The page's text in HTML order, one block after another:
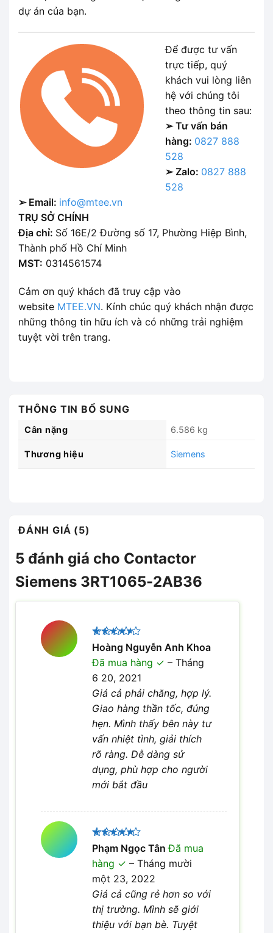
dự án của bạn.
Để được tư vấn
trực tiếp, quý
khách vui lòng liên
hệ với chúng tôi
theo thông tin sau:
➢ Tư vấn bán
hàng: 0827 888
528
➢ Zalo: 0827 888
528
➢ Email: info@mtee.vn
TRỤ SỞ CHÍNH
Địa chỉ: Số 16E/2 Đường số 17, Phường Hiệp Bình,
Thành phố Hồ Chí Minh
MST: 0314561574
Cảm ơn quý khách đã truy cập vào
website MTEE.VN. Kính chúc quý khách nhận được
những thông tin hữu ích và có những trải nghiệm
tuyệt vời trên trang.
THÔNG TIN BỔ SUNG
Cân nặng 6.586 kg
Thương hiệu Siemens
ĐÁNH GIÁ (5)
5 đánh giá cho Contactor
Siemens 3RT1065-2AB36
Được
xếp hạng
45 sao
Hoàng Nguyễn Anh Khoa
Đã mua hàng
– Tháng
6 20, 2021
Giá cả phải chăng, hợp lý.
Giao hàng thần tốc, đúng
hẹn. Mình thấy bên này tư
vấn nhiệt tình, giải thích
rõ ràng. Dễ dàng sử
dụng, phù hợp cho người
mới bắt đầu
Được xếp
hạng
5
sao
Phạm Ngọc TânĐã mua
hàng
– Tháng mười
một 23, 2022
Giá cả cũng rẻ hơn so với
thị trường. Mình sẽ giới
thiệu với bạn bè. Tuyệt